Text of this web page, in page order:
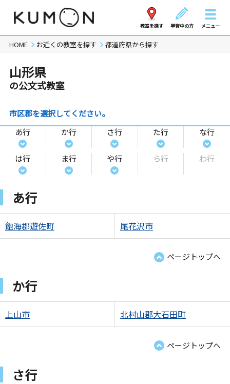
教室を探す 学習中の方 メニュー
HOME お近くの教室を探す 都道府県から探す
山形県
の公文式教室
市区郡を選択してください。
あ行
か行 さ行 た行 な行
は行 ま行 や行 ら行 わ行
あ行
飽海郡遊佐町 尾花沢市
ページトップへ
か行
上山市 北村山郡大石田町
ページトップへ
さ行